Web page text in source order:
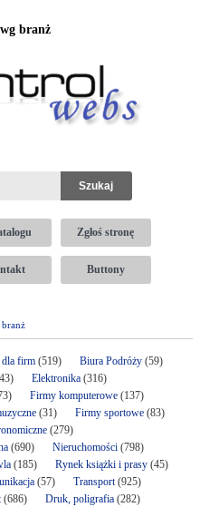
branż
Zgłoś stronę
Buttony
firm(519) Biura Podróży(59)
Elektronika (316)
Firmy komputerowe(137)
(31) Firmy sportowe(83)
(279)
(690) Nieruchomości(798)
(185) Rynek książki i prasy(45)
(57) Transport(925)
(686) Druk, poligrafia(282)